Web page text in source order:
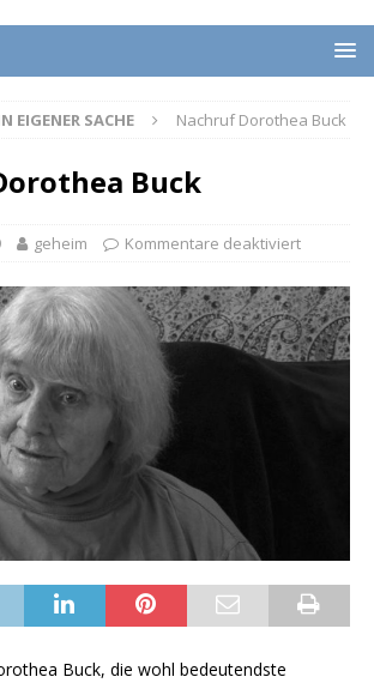
EIGENER SACHE Nachruf Dorothea Buck
Buck
geheim Kommentare deaktiviert
Buck, die wohl bedeutendste